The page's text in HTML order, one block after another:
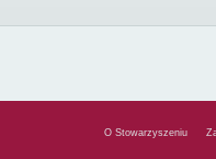
O Stowarzyszeniu